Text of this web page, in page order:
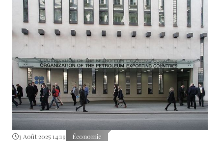
son dernier rapport mensuel.
3 Août 2025 14:19 Économie